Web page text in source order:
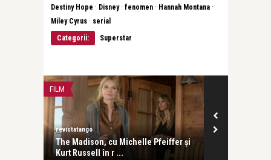
Destiny Hope · Disney· fenomen · Hannah Montana ·
Miley Cyrus · serial
Categorii:
Superstar
FILM
revistatango
The Madison, cu Michelle Pfeiffer și
Kurt Russell în r ...